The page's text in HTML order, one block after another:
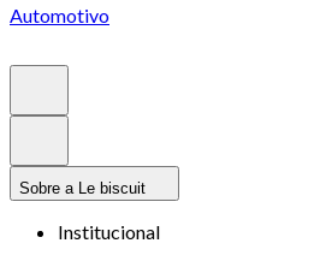
Automotivo
Sobre a Le biscuit
Institucional